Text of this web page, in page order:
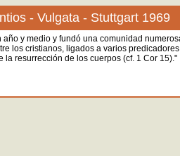
- Vulgata - Stuttgart 1969
y medio y fundó una comunidad
cristianos, ligados a varios
resurrección de los cuerpos (cf. 1 Cor 15)."